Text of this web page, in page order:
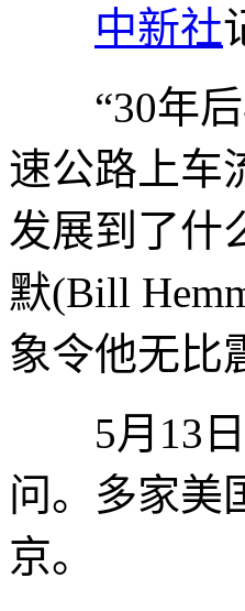
中新社
“30年后
速公路上车
发展到了什
默(Bill
象令他无
5月13日
问。多家美
京。